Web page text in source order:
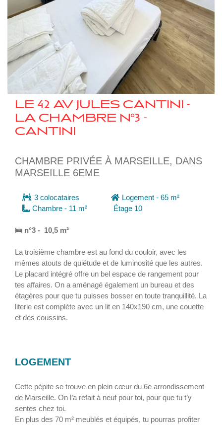
18
LE 42 AV JULES CANTINI -
LA CHAMBRE N°3 -
CANTINI
CHAMBRE PRIVÉE À MARSEILLE, DANS
MARSEILLE 6EME
3 colocataires
Logement - 65 m²
Chambre - 11 m²
Étage 10
🛌 n°3 - 10,5 m²
La troisième chambre est au fond du couloir, avec les
mêmes atouts de quiétude et de luminosité que les autres.
Le placard intégré offre un bel espace de rangement pour
tes affaires. On a aménagé également un bureau et des
étagères pour que tu puisses bosser en toute tranquillité. La
literie est complète avec un lit en 140x190 cm, une couette
et des coussins.
LOGEMENT
Cette pépite se trouve en plein cœur du 6e arrondissement
de Marseille. On l’a refait à neuf pour toi, pour que tu t’y
sentes chez toi.
En plus des 70 m² meublés et équipés, tu pourras profiter